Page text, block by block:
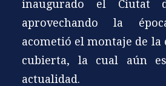
inaugurado el Ciutat
aprovechando la
acometió el montaje de la
cubierta, la cual aún
actualidad.